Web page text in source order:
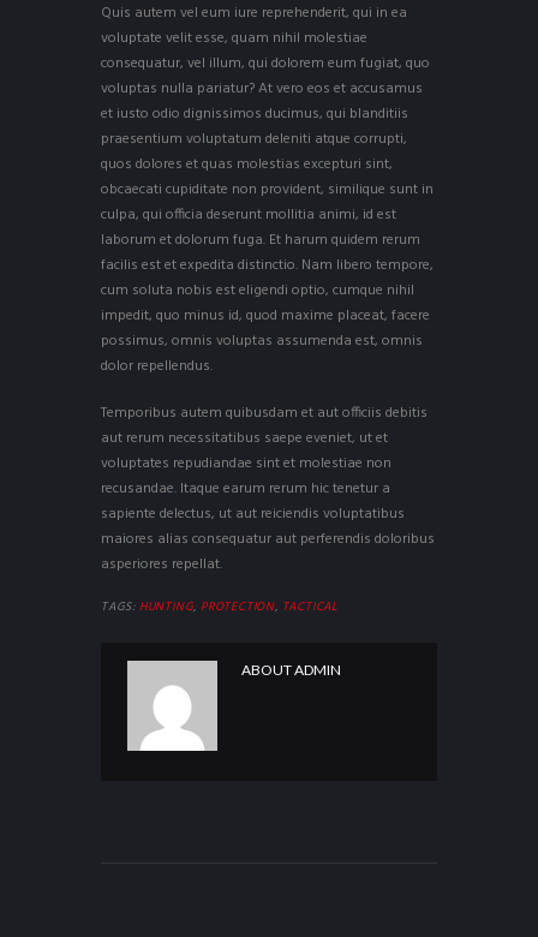
Quis autem vel eum iure reprehenderit, qui in ea
voluptate velit esse, quam nihil molestiae
consequatur, vel illum, qui dolorem eum fugiat, quo
voluptas nulla pariatur? At vero eos et accusamus
et iusto odio dignissimos ducimus, qui blanditiis
praesentium voluptatum deleniti atque corrupti,
quos dolores et quas molestias excepturi sint,
obcaecati cupiditate non provident, similique sunt in
culpa, qui officia deserunt mollitia animi, id est
laborum et dolorum fuga. Et harum quidem rerum
facilis est et expedita distinctio. Nam libero tempore,
cum soluta nobis est eligendi optio, cumque nihil
impedit, quo minus id, quod maxime placeat, facere
possimus, omnis voluptas assumenda est, omnis
dolor repellendus.
Temporibus autem quibusdam et aut officiis debitis
aut rerum necessitatibus saepe eveniet, ut et
voluptates repudiandae sint et molestiae non
recusandae. Itaque earum rerum hic tenetur a
sapiente delectus, ut aut reiciendis voluptatibus
maiores alias consequatur aut perferendis doloribus
asperiores repellat.
TAGS: HUNTING, PROTECTION, TACTICAL
ABOUTADMIN